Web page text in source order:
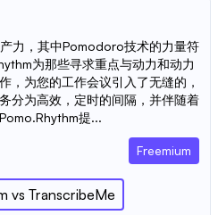
力，其中Pomodoro技术的力量符
为那些寻求重点与动力和动力
，为您的工作会议引入了无缝的，
分为高效，定时的间隔，并伴随着
提...
Freemium
vs TranscribeMe